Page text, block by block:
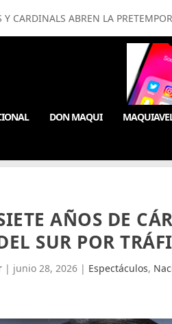
Y CARDINALS ABREN LA
DON MAQUI
AÑOS DE
SUR POR
| junio 28, 2026| Espectáculos,